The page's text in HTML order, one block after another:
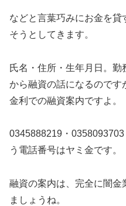
などと言葉巧みにお金を貸
そうとしてきます。
氏名・住所・生年月日。
から融資の話になるので
金利での融資案内ですよ。
0345888219・
う電話番号はヤミ金です。
融資の案内は、完全に闇金
ましょうね。